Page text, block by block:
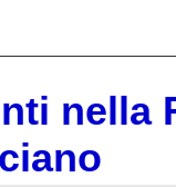
nella